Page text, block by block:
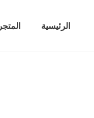
الرئيسية المتجر